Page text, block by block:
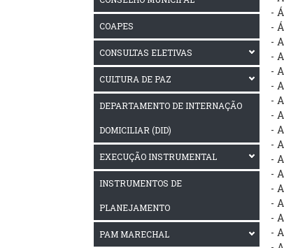
COAPES
CONSULTAS ELETIVAS
CULTURA DE PAZ
DEPARTAMENTO DE INTERNAÇÃO
DOMICILIAR (DID)
EXECUÇÃO INSTRUMENTAL
INSTRUMENTOS DE
PLANEJAMENTO
PAM MARECHAL
-
-
-
-
-
-
-
-
-
-
-
-
-
-
-
-